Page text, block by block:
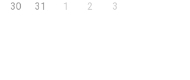
30 31 1 2 3